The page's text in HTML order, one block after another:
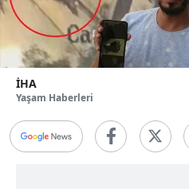
İHA
Yaşam Haberleri